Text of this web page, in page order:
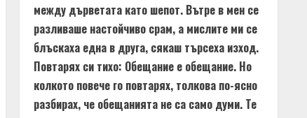
между дърветата като шепот. Вътре в мен се
разливаше настойчиво срам, а мислите ми се
блъскаха една в друга, сякаш търсеха изход.
Повтарях си тихо: Обещание е обещание. Но
колкото повече го повтарях, толкова по-ясно
разбирах, че обещанията не са само думи. Те